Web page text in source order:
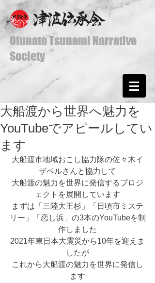
Ofunato Tsunami Narrative
Society
大船渡から世界へ魅力を
YouTubeでアピールしてい
ます
大船渡市地域おこし協力隊の佐々木イ
ザベルさんと協力して
大船渡の魅力を世界に発信するプロジ
ェクトを展開しています
まずは「三陸大王杉」「日頃市ミステ
リー」「恋し浜」の3本のYouTubeを制
作しました
2021年東日本大震災から10年を迎えま
したが
これから大船渡の魅力を世界に発信し
ます